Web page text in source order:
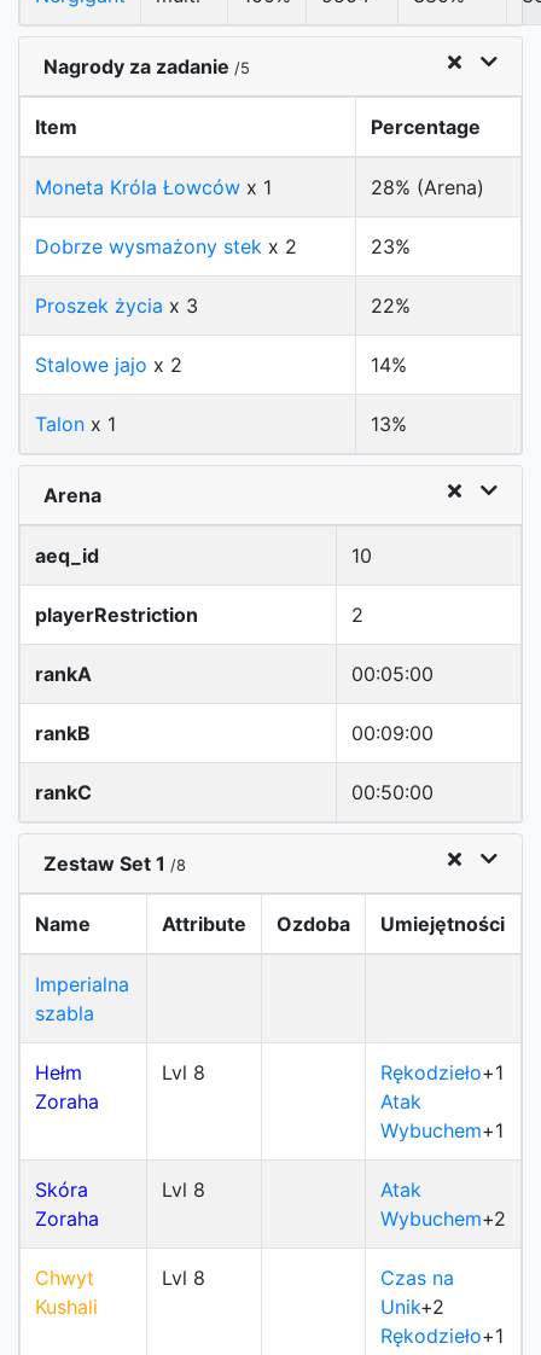
Nagrody za zadanie /5
Item Percentage
Moneta Króla Łowców x 1 28% (Arena)
Dobrze wysmażony stek x 2 23%
Proszek życia x 3 22%
Stalowe jajo x 2 14%
Talon x 1 13%
Arena
aeq_id 10
playerRestriction 2
rankA 00:05:00
rankB 00:09:00
rankC 00:50:00
Zestaw Set 1 /8
Name Attribute Ozdoba Umiejętności
Imperialna
szabla
Hełm
Zoraha
Lvl 8 Rękodzieło+1
Atak
Wybuchem+1
Skóra
Zoraha
Lvl 8
Atak
Wybuchem+2
Chwyt
Kushali
Lvl 8
Czas na
Unik+2
Rękodzieło+1